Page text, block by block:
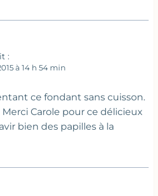
:
à 14 h 54 min
ce fondant sans cuisson.
Carole pour ce délicieux
bien des papilles à la